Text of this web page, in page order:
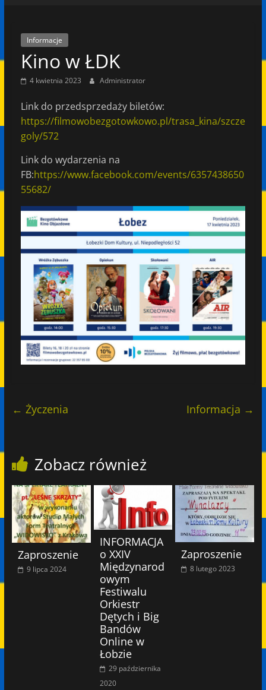
Informacje
Kino w ŁDK
4 kwietnia 2023 Administrator
Link do przedsprzedaży biletów:
https://filmowobezgotowkowo.pl/trasa_kina/szcze
goly/572
Link do wydarzenia na
FB:https://www.facebook.com/events/6357438650
55682/
← Życzenia Informacja →
Zobacz również
Zaproszenie
9 lipca 2024
INFORMACJA
o XXIV
Międzynarod
owym
Festiwalu
Orkiestr
Dętych i Big
Bandów
Online w
Łobzie
29 października
2020
Zaproszenie
8 lutego 2023